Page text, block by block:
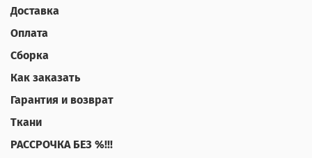
Доставка
Оплата
Сборка
Как заказать
Гарантия и возврат
Ткани
РАССРОЧКА БЕЗ %!!!